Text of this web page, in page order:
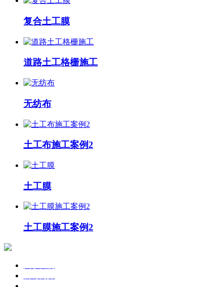
复合土工膜
道路土工格栅施工
无纺布
土工布施工案例2
土工膜
土工膜施工案例2